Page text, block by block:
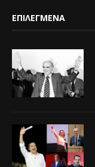
ΕΠΙΛΕΓΜΕΝΑ